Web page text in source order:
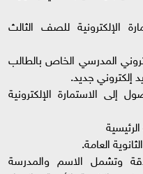
الإلكترونية للصف الثالث
المدرسي الخاص بالطالب
إلكتروني جديد.
إلى الاستمارة الإلكترونية
العامة.
وتشمل الاسم والمدرسة